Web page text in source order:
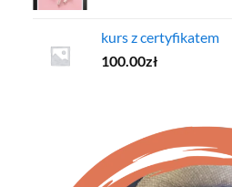
kurs z certyfikatem
100.00zł